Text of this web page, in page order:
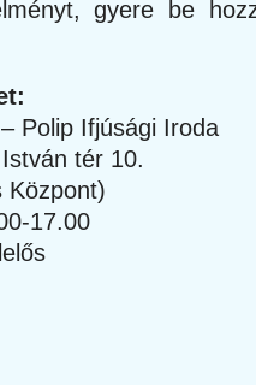
gyere be
Polip Ifjúsági Iroda
tér 10.
Központ)
17.00